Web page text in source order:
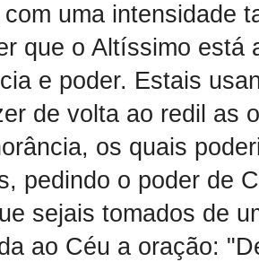
uma intensidade
que o Altíssimo está
e poder. Estais
de volta ao redil as
os quais
pedindo o poder de
sejais tomados de
ao Céu a oração: